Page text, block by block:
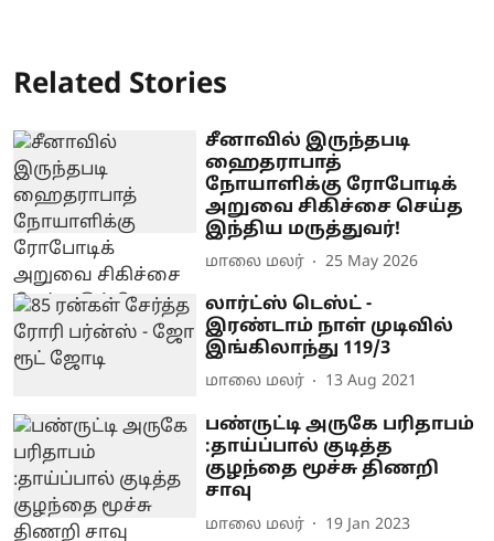
Related Stories
சீனாவில் இருந்தபடி
ஹைதராபாத்
நோயாளிக்கு ரோபோடிக்
அறுவை சிகிச்சை செய்த
இந்திய மருத்துவர்!
மாலை மலர் 25 May 2026
லார்ட்ஸ் டெஸ்ட் -
இரண்டாம் நாள் முடிவில்
இங்கிலாந்து 119/3
மாலை மலர் 13 Aug 2021
பண்ருட்டி அருகே பரிதாபம்
:தாய்ப்பால் குடித்த
குழந்தை மூச்சு திணறி
சாவு
மாலை மலர் 19 Jan 2023